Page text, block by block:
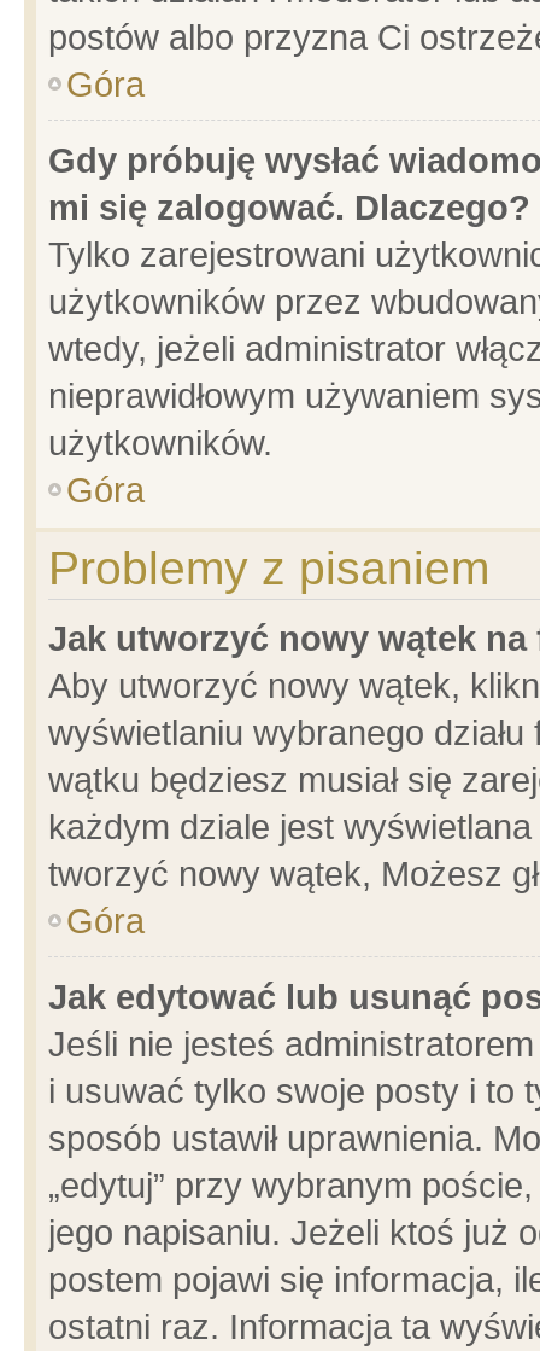
postów albo przyzna Ci
Góra
Gdy próbuję wysłać
mi się zalogować. Dlaczego?
Tylko zarejestrowani
użytkowników przez
wtedy, jeżeli administrator
nieprawidłowym używaniem
użytkowników.
Góra
Problemy z pisaniem
Jak utworzyć nowy wątek na
Aby utworzyć nowy wątek,
wyświetlaniu wybranego
wątku będziesz musiał się
każdym dziale jest
tworzyć nowy wątek, Możesz
Góra
Jak edytować lub usunąć
Jeśli nie jesteś
i usuwać tylko swoje posty i to
sposób ustawił uprawnienia.
„edytuj” przy wybranym
jego napisaniu. Jeżeli ktoś już
postem pojawi się informacja,
ostatni raz. Informacja ta